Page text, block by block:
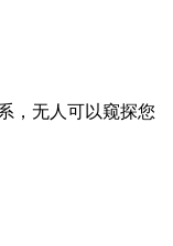
，无人可以窥探您